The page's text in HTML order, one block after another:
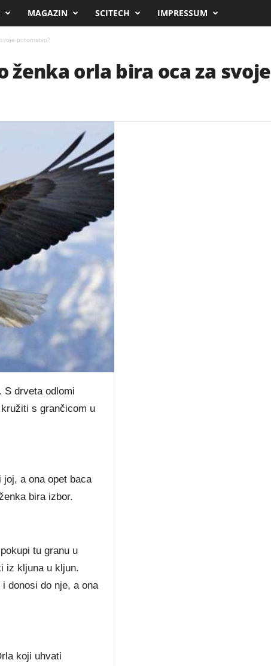
MAGAZIN SCITECH IMPRESSUM
potomstvo?
ženka orla bira oca za svoje
S drveta odlomi
s grančicom u
joj, a ona opet baca
bira izbor.
tu granu u
iz kljuna u kljun.
donosi do nje, a ona
koji uhvati